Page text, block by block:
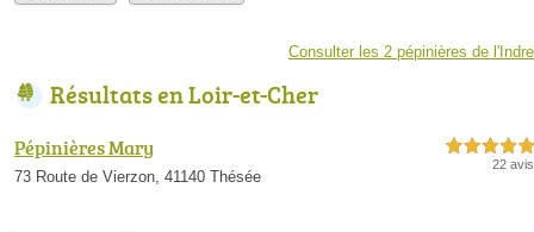
Consulter les 2 pépinières de l'Indre
Résultats en Loir-et-Cher
Pépinières Mary
73 Route de Vierzon, 41140 Thésée
5,0 étoiles sur 5
22 avis